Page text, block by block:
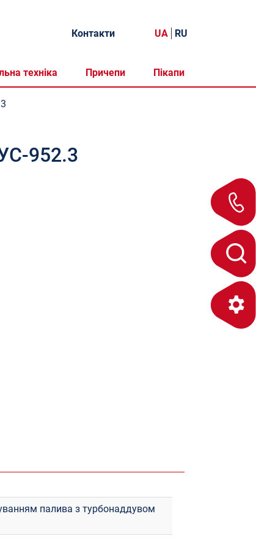
техніка Причепи Пікапи
Контакти UA RU
952.3
палива з турбонаддувом